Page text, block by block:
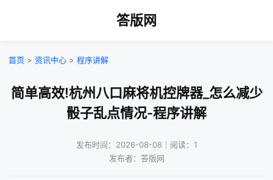
答版网
首页 > 资讯中心 > 程序讲解
简单高效!杭州八口麻将机控牌器_怎么减少
骰子乱点情况-程序讲解
发布时间：2026-08-08｜阅读：1
发布者：答版网